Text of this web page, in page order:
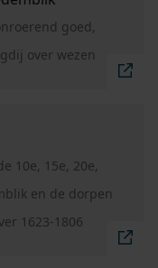
goed,
over wezen
10e, 15e, 20e,
en de dorpen
1623-1806